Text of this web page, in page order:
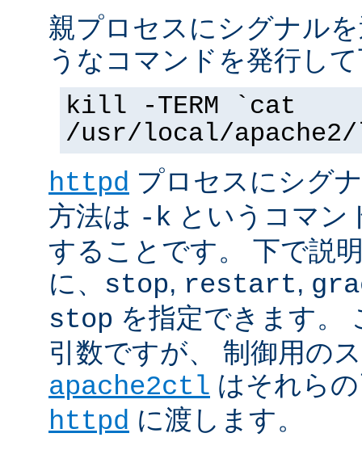
親プロセスにシグナル
うなコマンドを発行し
kill -TERM `cat
/usr/local/
httpd プロセスにシグ
方法は -k というコマン
することです。 下で説
に、 stop, restart,
stop を指定できます。
引数ですが、 制御用の
apache2ctl はそれら
httpd に渡します。